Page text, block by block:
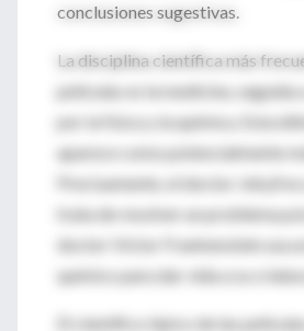
conclusiones sugestivas.
La disciplina científica más
películas es la medicina, seguida
por la física y la química. Esta
aparece como potencialmente
Precisamente, el doctor Jekyll
trata de resolver un problema
doctor Víctor Frankenstein usa
químico para dar vida a su
El científico típico de las